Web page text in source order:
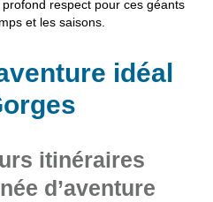
respect pour ces géants
et les saisons.
idéal
itinéraires
d’aventure